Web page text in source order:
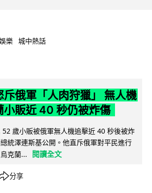
樂 城中熱話
斥俄軍「人肉狩獵」 無人機
小販近 40 秒仍被炸傷
52 歲小販被俄軍無人機追擊近 40 秒後被炸
統澤連斯基公開。他直斥俄軍對平民進行
克蘭...
閱讀全文
分享